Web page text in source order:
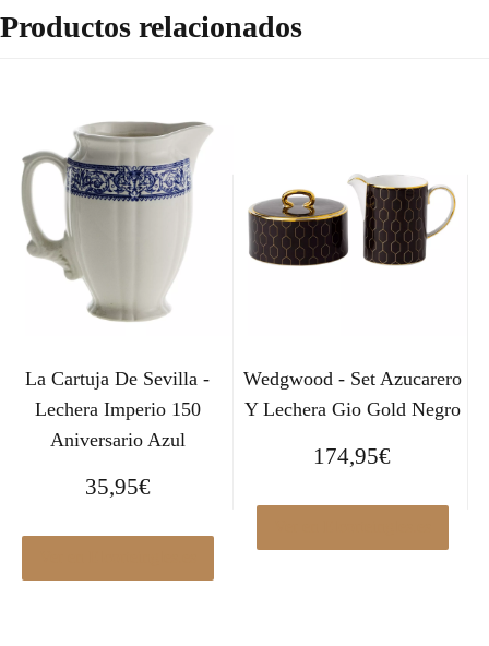
Productos relacionados
La Cartuja De Sevilla -
Lechera Imperio 150
Aniversario Azul
35,95€
Wedgwood - Set Azucarero
Y Lechera Gio Gold Negro
174,95€